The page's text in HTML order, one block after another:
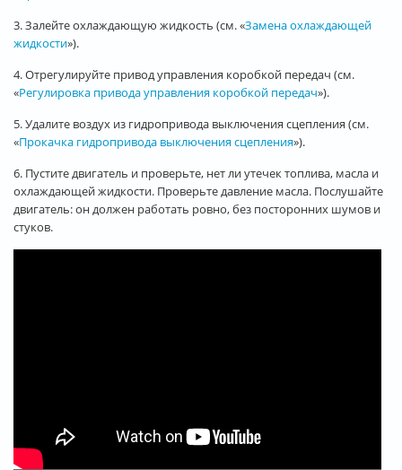
3. Залейте охлаждающую жидкость (см. «Замена охлаждающей
жидкости»).
4. Отрегулируйте привод управления коробкой передач (см.
«Регулировка привода управления коробкой передач»).
5. Удалите воздух из гидропривода выключения сцепления (см.
«Прокачка гидропривода выключения сцепления»).
6. Пустите двигатель и проверьте, нет ли утечек топлива, масла и
охлаждающей жидкости. Проверьте давление масла. Послушайте
двигатель: он должен работать ровно, без посторонних шумов и
стуков.